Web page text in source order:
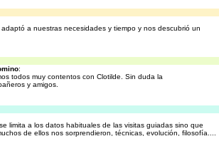
a nuestras necesidades y tiempo y nos descubrió un
:
todos muy contentos con Clotilde. Sin duda la
y amigos.
limita a los datos habituales de las visitas guiadas sino que
de ellos nos sorprendieron, técnicas, evolución, filosofía....